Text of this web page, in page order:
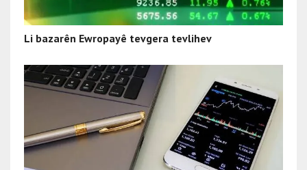
Li bazarên Ewropayê tevgera tevlihev